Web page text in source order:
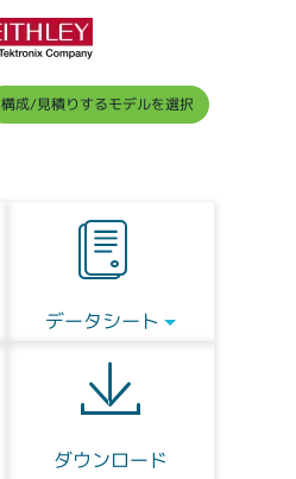
構成/見積りするモデルを選択
データシート
ダウンロード